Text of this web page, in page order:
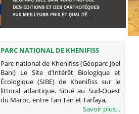
PARC NATIONAL DE KHENIFISS
(GÉOPARC JBEL BANI)
Parc national de Khenifiss (Géoparc Jbel
Bani) Le Site d’Intérêt Biologique et
Écologique (SIBE) de Khenifiss sur le
littoral atlantique. Situé au Sud-Ouest
du Maroc, entre Tan Tan et Tarfaya,
Savoir plus...